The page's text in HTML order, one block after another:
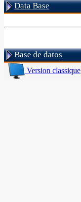
Data Base
Base de datos
Version classique